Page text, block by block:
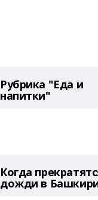
Рубрика "Еда и
напитки"
Когда
дожди в